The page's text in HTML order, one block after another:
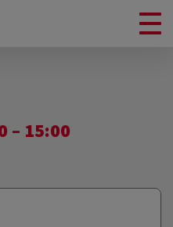
– 15:00